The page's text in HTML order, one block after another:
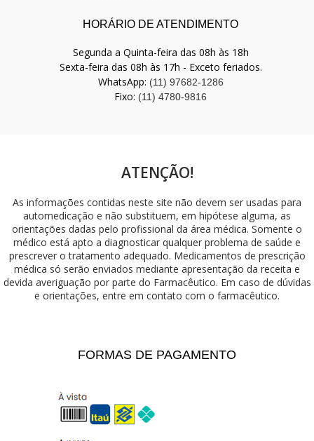
HORÁRIO DE ATENDIMENTO
Segunda a Quinta-feira das 08h às 18h
Sexta-feira das 08h às 17h - Exceto feriados.
WhatsApp: (11) 97682-1286
Fixo: (11) 4780-9816
ATENÇÃO!
As informações contidas neste site não devem ser usadas para
automedicação e não substituem, em hipótese alguma, as
orientações dadas pelo profissional da área médica. Somente o
médico está apto a diagnosticar qualquer problema de saúde e
prescrever o tratamento adequado. Medicamentos de prescrição
médica só serão enviados mediante apresentação da receita e
devida averiguação por parte do Farmacêutico. Em caso de dúvidas
e orientações, entre em contato com o farmacêutico.
FORMAS DE PAGAMENTO